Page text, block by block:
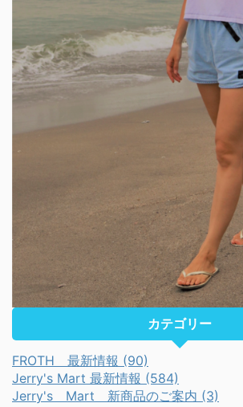
カテゴリー
FROTH 最新情報 (90)
Jerry's Mart 最新情報 (584)
Jerry's Mart 新商品のご案内 (3)